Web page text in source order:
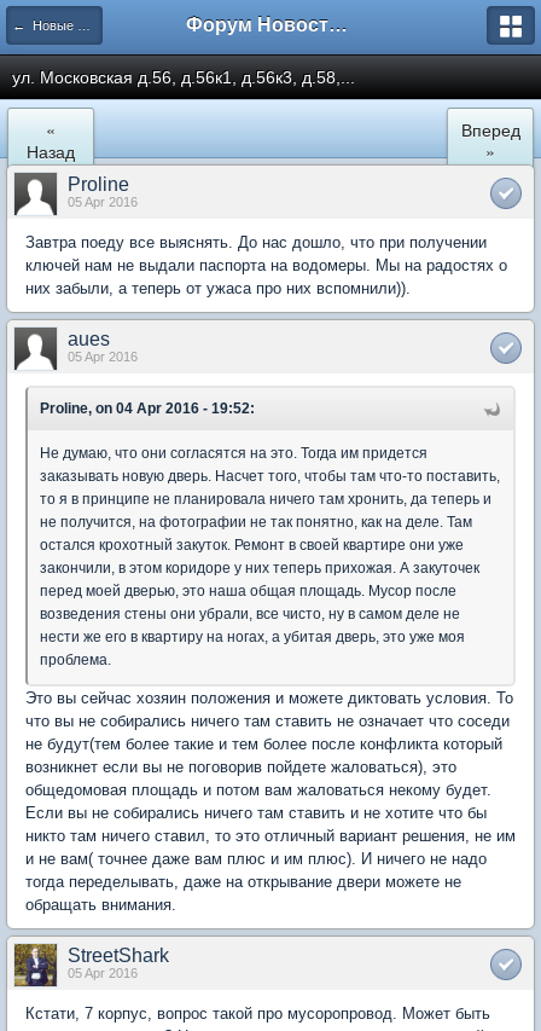
← Новые Водники Форум Новостройки
ул. Московская д.56, д.56к1, д.56к3, д.58,...
«
Назад
Вперед
»
Proline
05 Apr 2016
Завтра поеду все выяснять. До нас дошло, что при получении
ключей нам не выдали паспорта на водомеры. Мы на радостях о
них забыли, а теперь от ужаса про них вспомнили)).
aues
05 Apr 2016
Proline, on 04 Apr 2016 - 19:52:
Не думаю, что они согласятся на это. Тогда им придется
заказывать новую дверь. Насчет того, чтобы там что-то поставить,
то я в принципе не планировала ничего там хронить, да теперь и
не получится, на фотографии не так понятно, как на деле. Там
остался крохотный закуток. Ремонт в своей квартире они уже
закончили, в этом коридоре у них теперь прихожая. А закуточек
перед моей дверью, это наша общая площадь. Мусор после
возведения стены они убрали, все чисто, ну в самом деле не
нести же его в квартиру на ногах, а убитая дверь, это уже моя
проблема.
Это вы сейчас хозяин положения и можете диктовать условия. То
что вы не собирались ничего там ставить не означает что соседи
не будут(тем более такие и тем более после конфликта который
возникнет если вы не поговорив пойдете жаловаться), это
общедомовая площадь и потом вам жаловаться некому будет.
Если вы не собирались ничего там ставить и не хотите что бы
никто там ничего ставил, то это отличный вариант решения, не им
и не вам( точнее даже вам плюс и им плюс). И ничего не надо
тогда переделывать, даже на открывание двери можете не
обращать внимания.
StreetShark
05 Apr 2016
Кстати, 7 корпус, вопрос такой про мусоропровод. Может быть